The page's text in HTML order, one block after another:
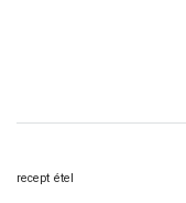
recept étel